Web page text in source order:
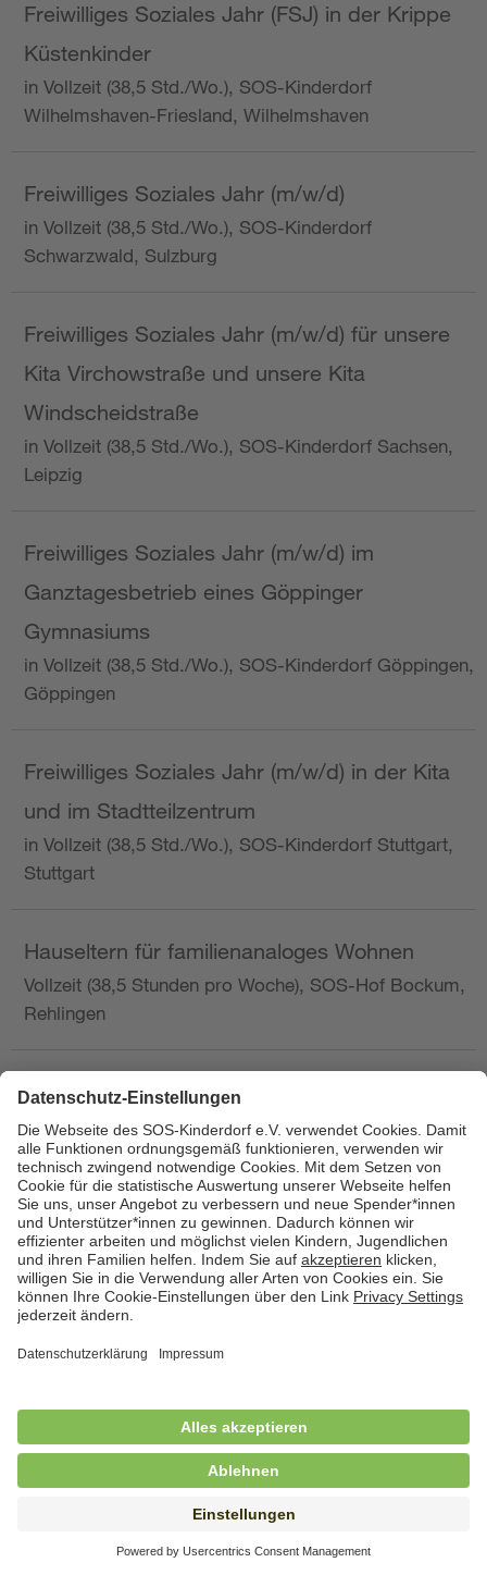
Freiwilliges Soziales Jahr (FSJ) in der Krippe
Küstenkinder
in Vollzeit (38,5 Std./Wo.), SOS-Kinderdorf
Wilhelmshaven-Friesland, Wilhelmshaven
Freiwilliges Soziales Jahr (m/w/d)
in Vollzeit (38,5 Std./Wo.), SOS-Kinderdorf
Schwarzwald, Sulzburg
Freiwilliges Soziales Jahr (m/w/d) für unsere
Kita Virchowstraße und unsere Kita
Windscheidstraße
in Vollzeit (38,5 Std./Wo.), SOS-Kinderdorf Sachsen,
Leipzig
Freiwilliges Soziales Jahr (m/w/d) im
Ganztagesbetrieb eines Göppinger
Gymnasiums
in Vollzeit (38,5 Std./Wo.), SOS-Kinderdorf Göppingen,
Göppingen
Freiwilliges Soziales Jahr (m/w/d) in der Kita
und im Stadtteilzentrum
in Vollzeit (38,5 Std./Wo.), SOS-Kinderdorf Stuttgart,
Stuttgart
Hauseltern für familienanaloges Wohnen
Vollzeit (38,5 Stunden pro Woche), SOS-Hof Bockum,
Rehlingen
Hauswirtschafterin / Köchin (m/w/d) als
Ausbilderin (m/w/d) im Bereich
Nahrungszubereitung
in Vollzeit (38,5 Std./Wo.), SOS-Kinderdorf
Saarbrücken, Saarbrücken
Hauswirtschaftskraft (m/w/d)
in Teilzeit (mind. 20 - max. 30 Std./.Wo.), SOS-
Hauswirtschaftskraft (m/w/d)
in unbefristeter Anstellung, Teilzeit (20 Std./Wo.), SOS-
Kinderdorf Dortmund, Hagen